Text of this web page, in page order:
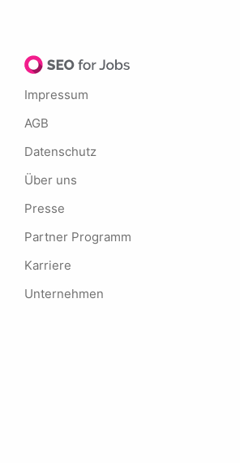
Impressum
AGB
Datenschutz
Über uns
Presse
Partner Programm
Karriere
Unternehmen